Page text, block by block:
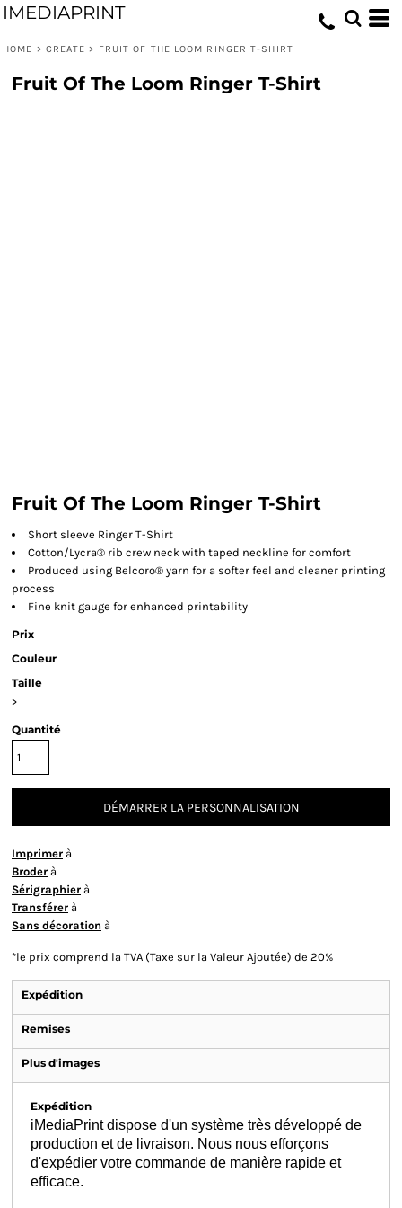
IMEDIAPRINT
HOME > CREATE > FRUIT OF THE LOOM RINGER T-SHIRT
Fruit Of The Loom Ringer T-Shirt
Fruit Of The Loom Ringer T-Shirt
Short sleeve Ringer T-Shirt
Cotton/Lycra® rib crew neck with taped neckline for comfort
Produced using Belcoro® yarn for a softer feel and cleaner printing
process
Fine knit gauge for enhanced printability
Prix
Couleur
Taille
>
Quantité
DÉMARRER LA PERSONNALISATION
Imprimer à
Broder à
Sérigraphier à
Transférer à
Sans décoration à
*le prix comprend la TVA (Taxe sur la Valeur Ajoutée) de 20%
Expédition
Remises
Plus d'images
Expédition
iMediaPrint dispose d'un système très développé de
production et de livraison. Nous nous efforçons
d'expédier votre commande de manière rapide et
efficace.